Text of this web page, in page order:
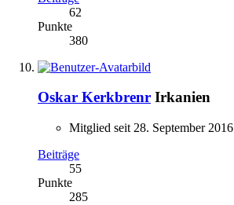
62
Punkte
380
Oskar Kerkbrenr Irkanien
Mitglied seit 28. September 2016
Beiträge
55
Punkte
285